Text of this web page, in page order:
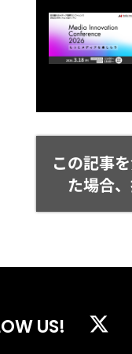
この記事
た場合
US!